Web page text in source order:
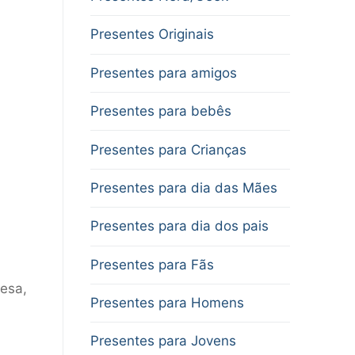
Presentes Originais
Presentes para amigos
Presentes para bebês
Presentes para Crianças
Presentes para dia das Mães
Presentes para dia dos pais
Presentes para Fãs
Presentes para Homens
Presentes para Jovens